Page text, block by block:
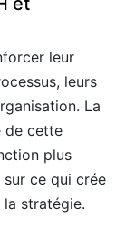
leur
leurs
La
de cette
plus
ce qui crée
la stratégie.